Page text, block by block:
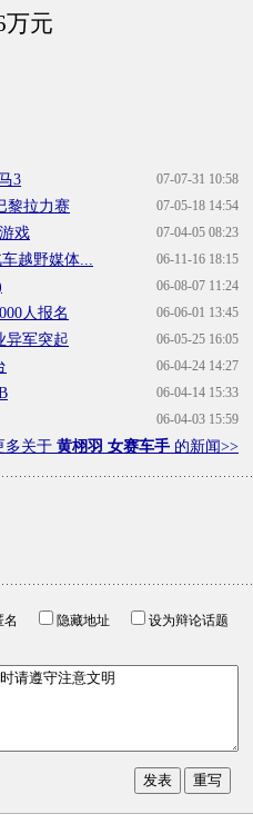
元
07-07-31 10:58
3
07-05-18 14:54
黎拉力赛
07-04-05 08:23
戏
06-11-16 18:15
越野媒体...
06-08-07 11:24
06-06-01 13:45
人报名
06-05-25 16:05
异军突起
06-04-24 14:27
06-04-14 15:33
06-04-03 15:59
多关于 黄栩羽 女赛车手 的新闻>>
名 隐藏地址
设为辩论话题